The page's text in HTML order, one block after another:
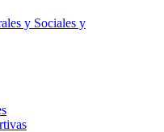
y Sociales y